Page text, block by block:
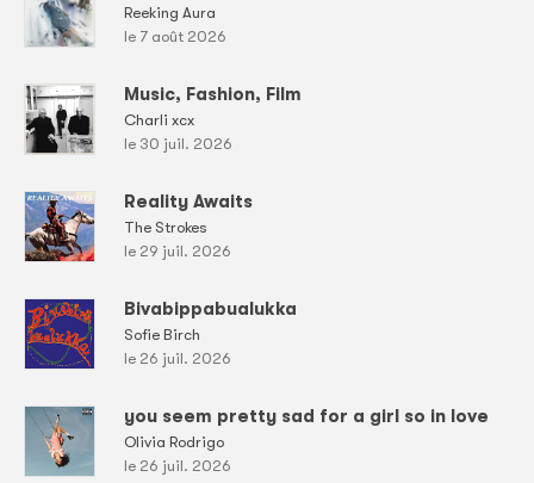
Reeking Aura
le 7 août 2026
Music, Fashion, Film
Charli xcx
le 30 juil. 2026
Reality Awaits
The Strokes
le 29 juil. 2026
Bivabippabualukka
Sofie Birch
le 26 juil. 2026
you seem pretty sad for a girl so in love
Olivia Rodrigo
le 26 juil. 2026